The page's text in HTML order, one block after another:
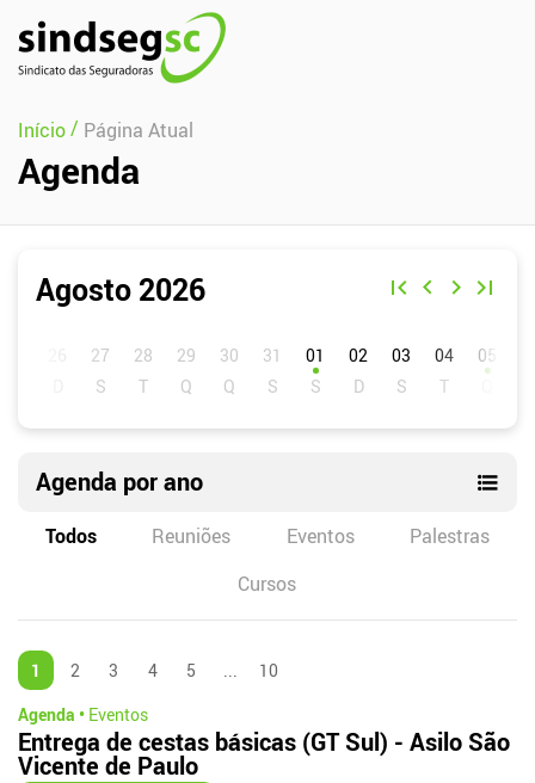
Pular Navegação (s)
Início/ Página Atual
Agenda
Agosto 2026
01 02 03 04 05
Agenda por ano
Todos Reuniões Eventos
Palestras
Cursos
1 2 3 4 5
10
Agenda • Eventos
Entrega de cestas básicas (GT Sul) - Asilo São
Vicente de Paulo